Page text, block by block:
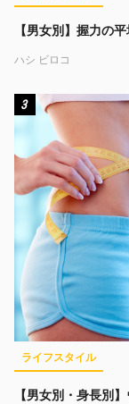
【男女別】握力の
ハシ ビロコ
3
ライフスタイル
【男女別・身長別